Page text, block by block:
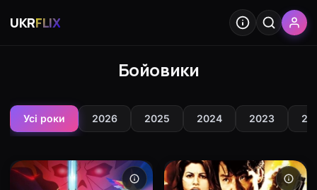
UKRFLIX
Бойовики
Усі роки 2026 2025 2024 2023